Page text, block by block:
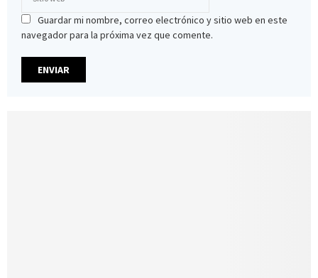
Guardar mi nombre, correo electrónico y sitio web en este
navegador para la próxima vez que comente.